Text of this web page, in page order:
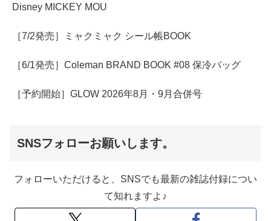
Disney MICKEY MOU
［7/2発売］ミャクミャク シール帳BOOK
［6/1発売］Coleman BRAND BOOK #08 保冷バッグ
［予約開始］GLOW 2026年8月・9月合併号
SNSフォローお願いします。
フォローいただけると、SNSでも最新の雑誌付録につい
て知れますよ♪